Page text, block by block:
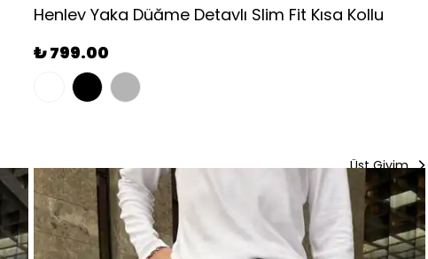
Uzun Kollu Polo Yaka Keten Gömlek - Bebe mavisi
₺ 749.00
Üst Giyim